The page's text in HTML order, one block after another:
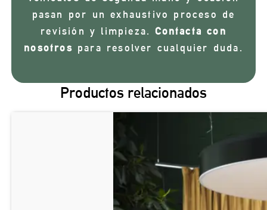
pasan por un exhaustivo proceso de
revisión y limpieza. Contacta con
nosotros para resolver cualquier duda.
Productos relacionados